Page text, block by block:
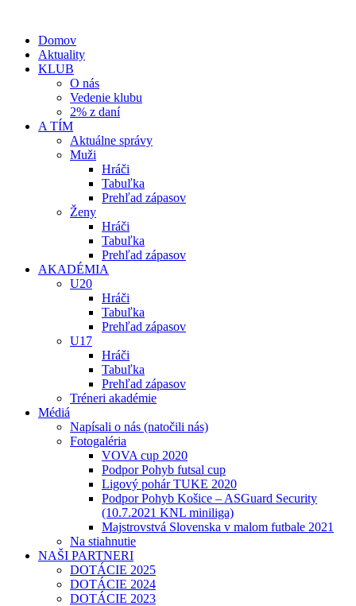
Domov
Aktuality
KLUB
O nás
Vedenie klubu
2% z daní
A TÍM
Aktuálne správy
Muži
Hráči
Tabuľka
Prehľad zápasov
Ženy
Hráči
Tabuľka
Prehľad zápasov
AKADÉMIA
U20
Hráči
Tabuľka
Prehľad zápasov
U17
Hráči
Tabuľka
Prehľad zápasov
Tréneri akadémie
Médiá
Napísali o nás (natočili nás)
Fotogaléria
VOVA cup 2020
Podpor Pohyb futsal cup
Ligový pohár TUKE 2020
Podpor Pohyb Košice – ASGuard Security
(10.7.2021 KNL miniliga)
Majstrovstvá Slovenska v malom futbale 2021
Na stiahnutie
NAŠI PARTNERI
DOTÁCIE 2025
DOTÁCIE 2024
DOTÁCIE 2023